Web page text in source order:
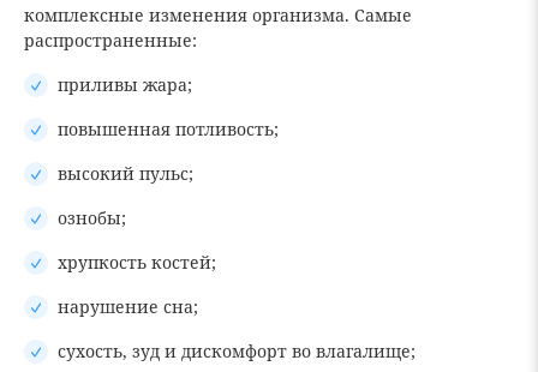
комплексные изменения организма. Самые
распространенные:
приливы жара;
повышенная потливость;
высокий пульс;
ознобы;
хрупкость костей;
нарушение сна;
сухость, зуд и дискомфорт во влагалище;